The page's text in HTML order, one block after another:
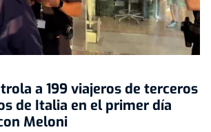
a 199 viajeros de terceros
de Italia en el primer día
Meloni